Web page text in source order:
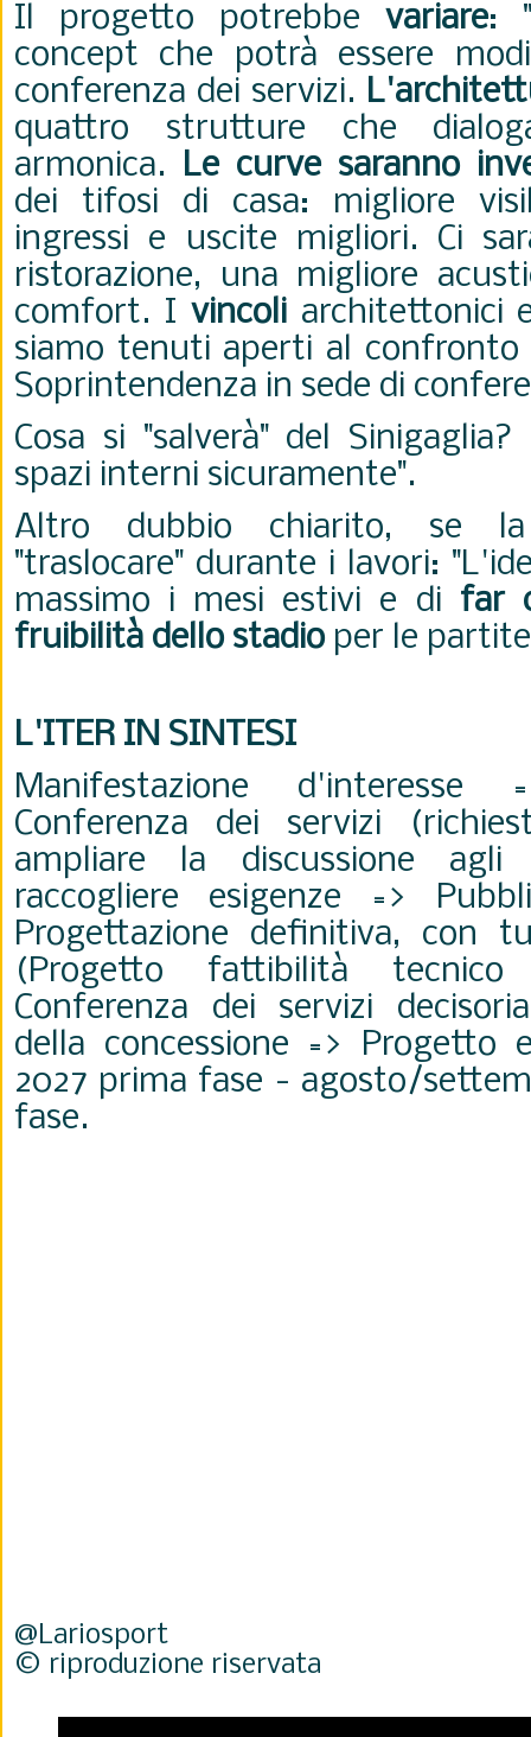
Il progetto potrebbe variare:
concept che potrà essere
conferenza dei servizi.
quattro strutture che
armonica. Le curve saranno
dei tifosi di casa: migliore
ingressi e uscite migliori. Ci
ristorazione, una migliore
comfort. I vincoliarchitettonici
siamo tenuti aperti al confronto
Soprintendenza in sede di
Cosa si "salverà" del
spazi interni sicuramente".
Altro dubbio chiarito, se la
"traslocare" durante i lavori:
massimo i mesi estivi e di far
fruibilità dello stadioper le
L'ITER IN SINTESI
Manifestazione
Conferenza dei servizi
ampliare la discussione agli
raccogliere esigenze =>
Progettazione definitiva, con
(Progetto fattibilità tecnico
Conferenza dei servizi
della concessione => Progetto
2027 prima fase - agosto/
fase.
@Lariosport
© riproduzione riservata